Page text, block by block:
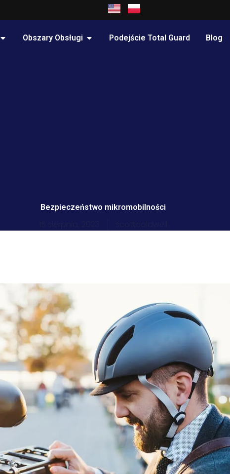
OPEN OBSZARY PRAKTYKI
Obszary Obsługi OPEN OBSZARY OBSŁUGI
Podejście Total Guard Blog
Bezpieczeństwo mikromobilności